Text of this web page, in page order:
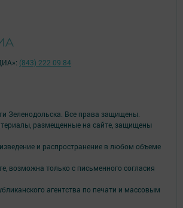
Зеленодольска. Все права защищены.
размещенные на сайте, защищены
и распространение в любом объеме
возможна только с письменного согласия
агентства по печати и массовым
(843) 222 09 84